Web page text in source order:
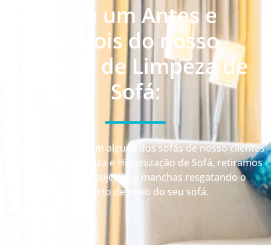
Veja um Antes e
Depois do nosso
serviço de Limpeza de
Sofá:
Veja como ficaram alguns dos sofás de nosso clientes
depois da Limpeza e Higienização de Sofá, retiramos
até 99% das sujeiras e manchas resgatando o
aspecto de novo do seu sofá.